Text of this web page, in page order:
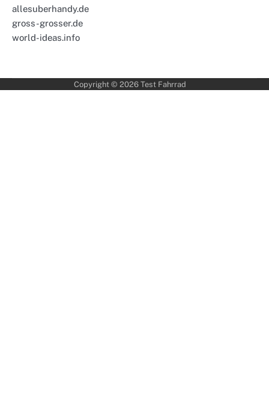
allesuberhandy.de
gross-grosser.de
world-ideas.info
Copyright © 2026 Test Fahrrad